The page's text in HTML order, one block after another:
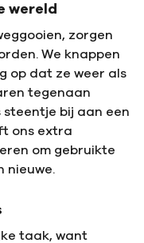
wereld
zorgen
We knappen
op dat ze weer als
tegenaan
steentje bij aan een
ons extra
om gebruikte
nieuwe.
taak, want